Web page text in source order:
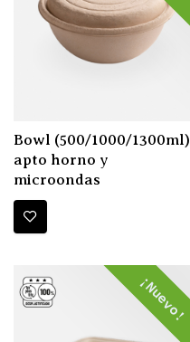
Bowl (500/1000/1300ml)
apto horno y
microondas
¡Nuevo!